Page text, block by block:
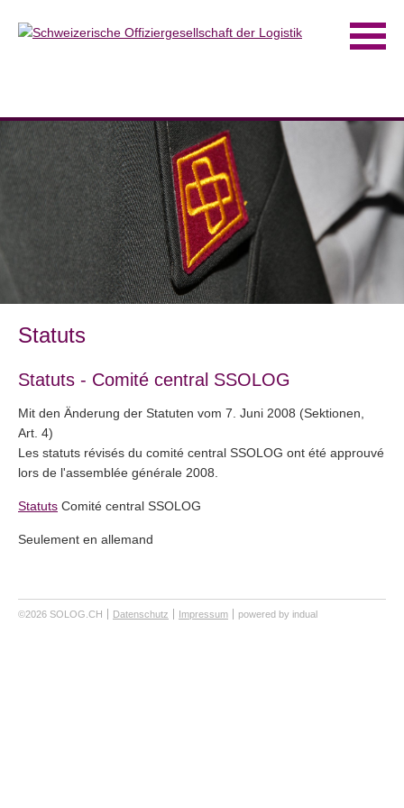
Statuts
Statuts - Comité central SSOLOG
Mit den Änderung der Statuten vom 7. Juni 2008 (Sektionen,
Art. 4)
Les statuts révisés du comité central SSOLOG ont été approuvé
lors de l'assemblée générale 2008.
Statuts Comité central SSOLOG
Seulement en allemand
©2026 SOLOG.CH Datenschutz Impressum powered by indual